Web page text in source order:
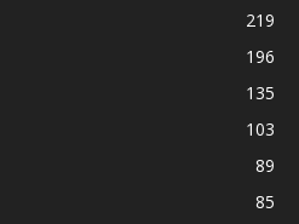
219
196
135
103
89
85